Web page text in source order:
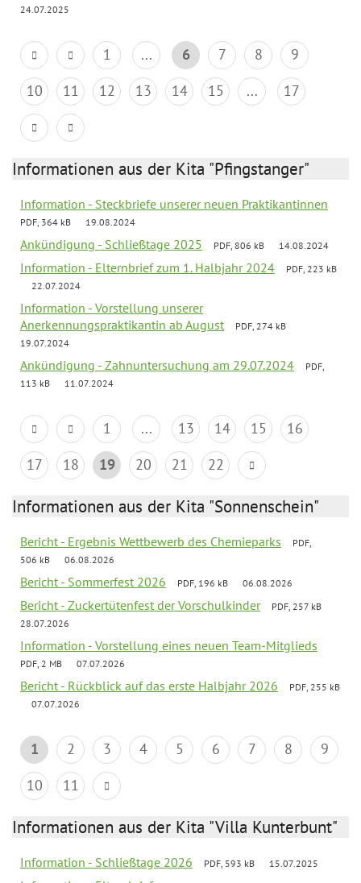
24.07.2025
1 ... 6 7 8
9
10
11 12 13 14 15 ... 17
Informationen aus der Kita "Pfingstanger"
Information - Steckbriefe unserer neuen Praktikantinnen
PDF, 364 kB 19.08.2024
Ankündigung - Schließtage 2025 PDF, 806 kB 14.08.2024
Information - Elternbrief zum 1. Halbjahr 2024
PDF, 223 kB
22.07.2024
Information - Vorstellung unserer
Anerkennungspraktikantin ab August
PDF, 274 kB
19.07.2024
Ankündigung - Zahnuntersuchung am 29.07.2024
PDF,
113 kB
11.07.2024
1 ... 13 14 15
16
17
18 19 20 21 22
Informationen aus der Kita "Sonnenschein"
Bericht - Ergebnis Wettbewerb des Chemieparks
PDF,
506 kB
06.08.2026
Bericht - Sommerfest 2026 PDF, 196 kB 06.08.2026
Bericht - Zuckertütenfest der Vorschulkinder
PDF, 257 kB
28.07.2026
Information - Vorstellung eines neuen Team-Mitglieds
PDF, 2 MB 07.07.2026
Bericht - Rückblick auf das erste Halbjahr 2026
PDF, 255 kB
07.07.2026
1 2 3 4 5 6 7 8
9
10
11
Informationen aus der Kita "Villa Kunterbunt"
Information - Schließtage 2026 PDF, 593 kB 15.07.2025